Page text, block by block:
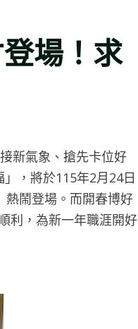
場！求
新氣象、搶先卡位好
，將於115年2月24日
熱鬧登場。而開春博好
利，為新一年職涯開好